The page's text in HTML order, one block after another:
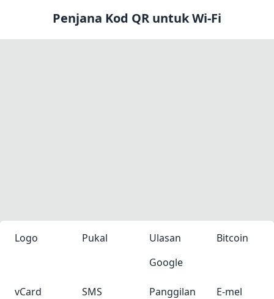
Penjana Kod QR untuk Wi-Fi
Logo Pukal
Ulasan
Google
Bitcoin
vCard SMS Panggilan E-mel